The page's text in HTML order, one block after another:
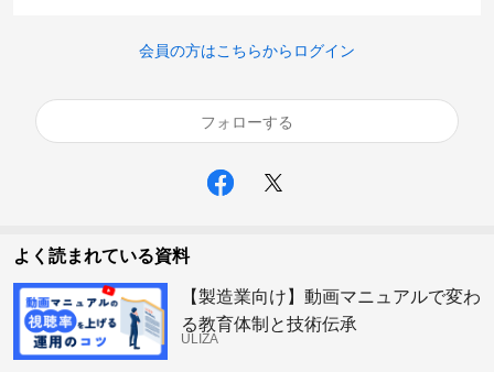
会員の方はこちらからログイン
フォローする
よく読まれている資料
【製造業向け】動画マニュアルで変わ
る教育体制と技術伝承
ULIZA